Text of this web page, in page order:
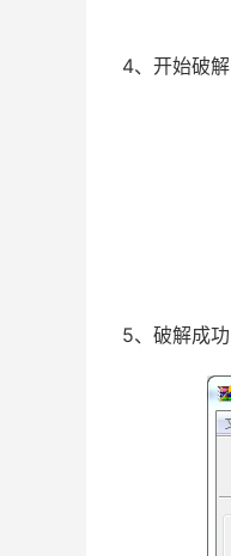
4、开始破解
5、破解成功